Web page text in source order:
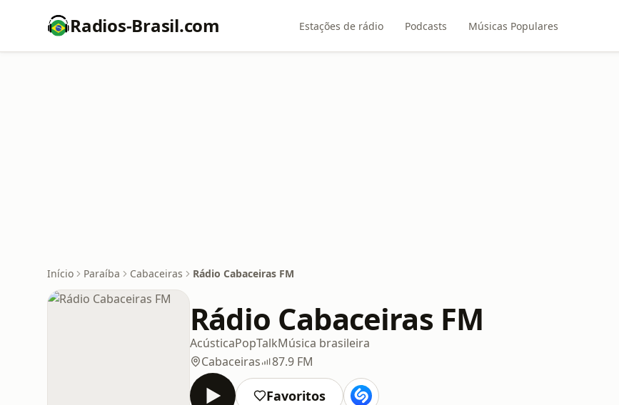
Radios-Brasil.com Estações de rádio Podcasts Músicas Populares
Início Paraíba Cabaceiras Rádio Cabaceiras FM
Rádio Cabaceiras FM
AcústicaPopTalkMúsica brasileira
Cabaceiras
87.9 FM
Favoritos